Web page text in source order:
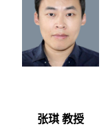
张琪 教授